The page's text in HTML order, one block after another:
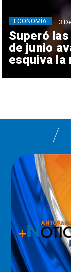
Superó
de junio
esquiva la
ECONOMÍA 3